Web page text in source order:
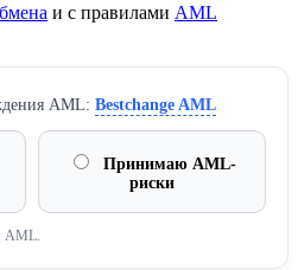
и с правилами AML
AML: Bestchange AML
Принимаю AML-
риски
AML.